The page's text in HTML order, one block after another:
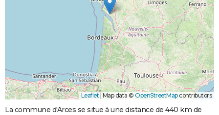
Leaflet Map data © OpenStreetMapcontributors
La commune d'Arces se situe à une distance de 440 km de